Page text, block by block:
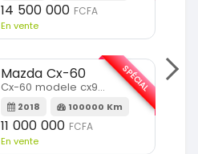
14 500 000 FCFA
En vente
Mazda Cx-60
Cx-60 modele cx9 full option
2018 100000 Km
11 000 000 FCFA
En vente
SPÉCIAL